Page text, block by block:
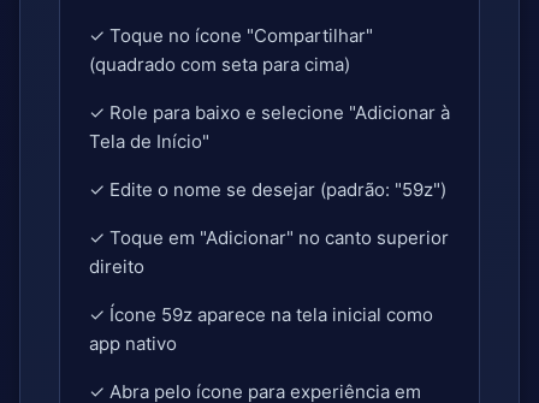
✓ Toque no ícone "Compartilhar"
(quadrado com seta para cima)
✓ Role para baixo e selecione "Adicionar à
Tela de Início"
✓ Edite o nome se desejar (padrão: "59z")
✓ Toque em "Adicionar" no canto superior
direito
✓ Ícone 59z aparece na tela inicial como
app nativo
✓ Abra pelo ícone para experiência em